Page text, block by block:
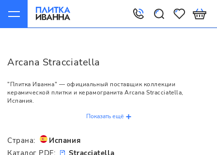
Arcana Stracciatella
"Плитка Иванна" — официальный поставщик коллекции
керамической плитки и керамогранита Arcana Stracciatella,
Испания.
Показать ещё
Страна:
Испания
Каталог PDF:
Stracciatella